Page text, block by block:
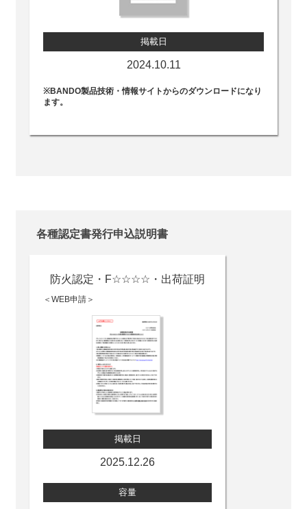
掲載日
2024.10.11
※BANDO製品技術・情報サイトからのダウンロードになり
ます。
各種認定書発行申込説明書
防火認定・F☆☆☆☆・出荷証明
＜WEB申請＞
掲載日
2025.12.26
容量